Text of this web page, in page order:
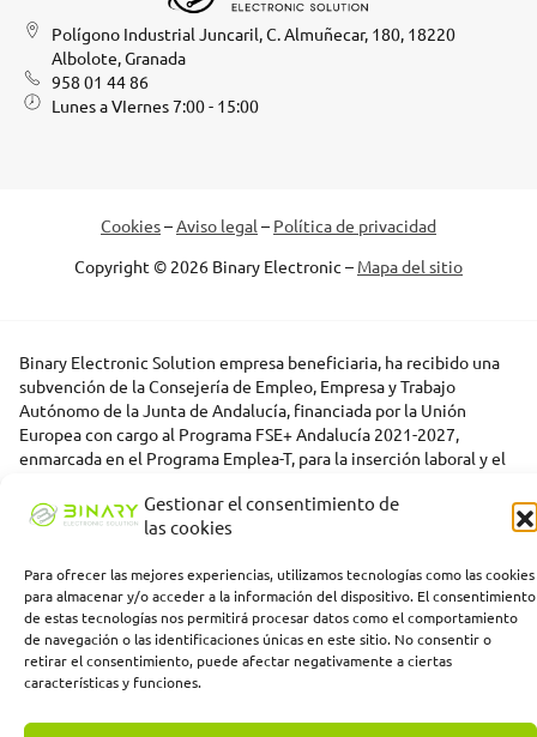
Gestionar el consentimiento de
las cookies
Para ofrecer las mejores experiencias, utilizamos tecnologías como las cookies
para almacenar y/o acceder a la información del dispositivo. El consentimiento
de estas tecnologías nos permitirá procesar datos como el comportamiento
de navegación o las identificaciones únicas en este sitio. No consentir o
retirar el consentimiento, puede afectar negativamente a ciertas
características y funciones.
Polígono Industrial Juncaril, C. Almuñecar, 180, 18220
Albolote, Granada
958 01 44 86
Lunes a VIernes 7:00 - 15:00
Cookies–Aviso legal – Política de privacidad
Copyright © 2026 Binary Electronic – Mapa del sitio
Binary Electronic Solution empresa beneficiaria, ha recibido una
subvención de la Consejería de Empleo, Empresa y Trabajo
Autónomo de la Junta de Andalucía, financiada por la Unión
Europea con cargo al Programa FSE+ Andalucía 2021-2027,
enmarcada en el Programa Emplea-T, para la inserción laboral y el
Autónoma de Andalucía. Línea 2. Incentivo a la segunda o
sucesivas contrataciones indefinidas ordinarias por parte de
indefinida ordinaria por parte de pymes.